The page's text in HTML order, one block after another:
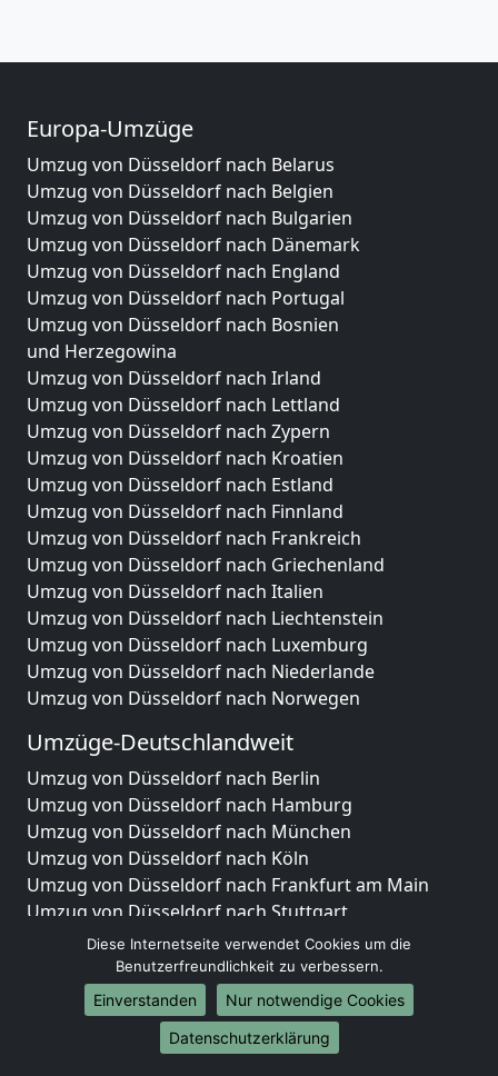
Europa-Umzüge
Umzug von Düsseldorf nach Belarus
Umzug von Düsseldorf nach Belgien
Umzug von Düsseldorf nach Bulgarien
Umzug von Düsseldorf nach Dänemark
Umzug von Düsseldorf nach England
Umzug von Düsseldorf nach Portugal
Umzug von Düsseldorf nach Bosnien
und Herzegowina
Umzug von Düsseldorf nach Irland
Umzug von Düsseldorf nach Lettland
Umzug von Düsseldorf nach Zypern
Umzug von Düsseldorf nach Kroatien
Umzug von Düsseldorf nach Estland
Umzug von Düsseldorf nach Finnland
Umzug von Düsseldorf nach Frankreich
Umzug von Düsseldorf nach Griechenland
Umzug von Düsseldorf nach Italien
Umzug von Düsseldorf nach Liechtenstein
Umzug von Düsseldorf nach Luxemburg
Umzug von Düsseldorf nach Niederlande
Umzug von Düsseldorf nach Norwegen
Umzüge-Deutschlandweit
Umzug von Düsseldorf nach Berlin
Umzug von Düsseldorf nach Hamburg
Umzug von Düsseldorf nach München
Umzug von Düsseldorf nach Köln
Umzug von Düsseldorf nach Frankfurt am Main
Umzug von Düsseldorf nach Stuttgart
Umzug von Düsseldorf nach Düsseldorf
Umzug von Düsseldorf nach Leipzig
Umzug von Düsseldorf nach Dortmund
Umzug von Düsseldorf nach Essen
Umzug von Düsseldorf nach Bremen
Diese Internetseite verwendet Cookies um die
Benutzerfreundlichkeit zu verbessern.
Einverstanden
Nur notwendige Cookies
Datenschutzerklärung